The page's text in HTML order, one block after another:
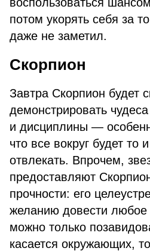
потом укорять себя за
даже не заметил.
Скорпион
Завтра Скорпион будет
демонстрировать
и дисциплины —
что все вокруг будет то
отвлекать. Впрочем,
предоставляют
прочности: его
желанию довести любое
можно только
касается окружающих,